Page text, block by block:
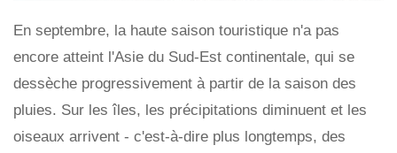
En septembre, la haute saison touristique n'a pas
encore atteint l'Asie du Sud-Est continentale, qui se
dessèche progressivement à partir de la saison des
pluies. Sur les îles, les précipitations diminuent et les
oiseaux arrivent - c'est-à-dire plus longtemps, des